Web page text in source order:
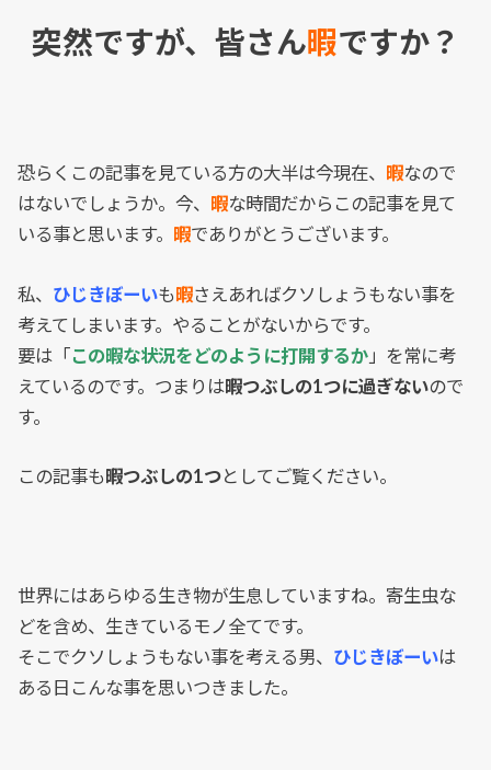
突然ですが、皆さん暇ですか？
恐らくこの記事を見ている方の大半は今現在、 暇なので
はないでしょうか。今、 暇な時間だからこの記事を見て
いる事と思います。 暇でありがとうございます。
私、 ひじきぼーいも暇さえあればクソしょうもない事を
考えてしまいます。やることがないからです。
要は「この暇な状況をどのように打開するか 」を常に考
えているのです。つまりは暇つぶしの1つに過ぎないので
す。
この記事も暇つぶしの1つとしてご覧ください。
世界にはあらゆる生き物が生息していますね。寄生虫な
どを含め、生きているモノ全てです。
そこでクソしょうもない事を考える男、 ひじきぼーいは
ある日こんな事を思いつきました。